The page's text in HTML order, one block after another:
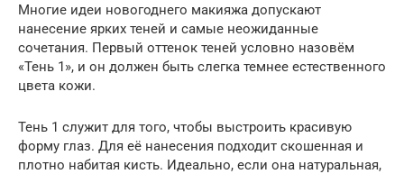
Многие идеи новогоднего макияжа допускают
нанесение ярких теней и самые неожиданные
сочетания. Первый оттенок теней условно назовём
«Тень 1», и он должен быть слегка темнее естественного
цвета кожи.
Тень 1 служит для того, чтобы выстроить красивую
форму глаз. Для её нанесения подходит скошенная и
плотно набитая кисть. Идеально, если она натуральная,